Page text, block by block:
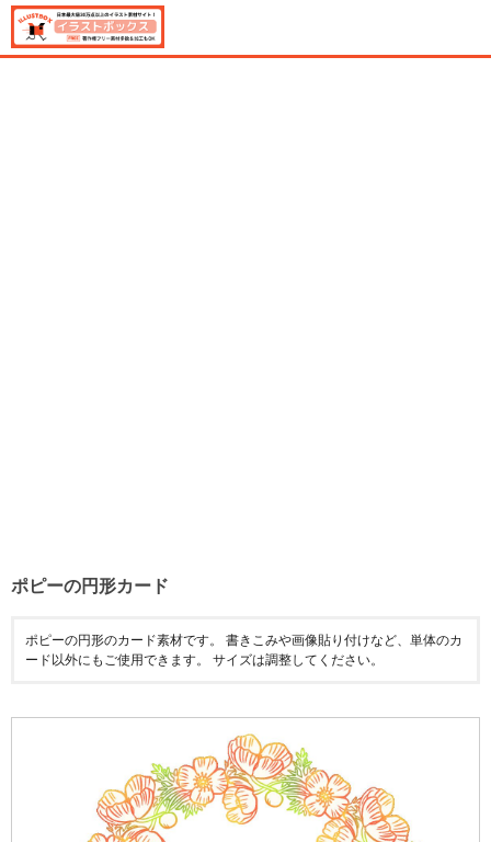
ポピーの円形カード
ポピーの円形のカード素材です。 書きこみや画像貼り付けなど、単体のカ
ード以外にもご使用できます。 サイズは調整してください。